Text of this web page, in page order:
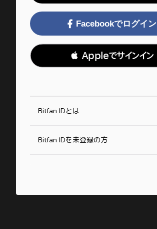
Facebookでログイン
 Appleでサインイン
Bitfan IDとは
Bitfan IDを未登録の方